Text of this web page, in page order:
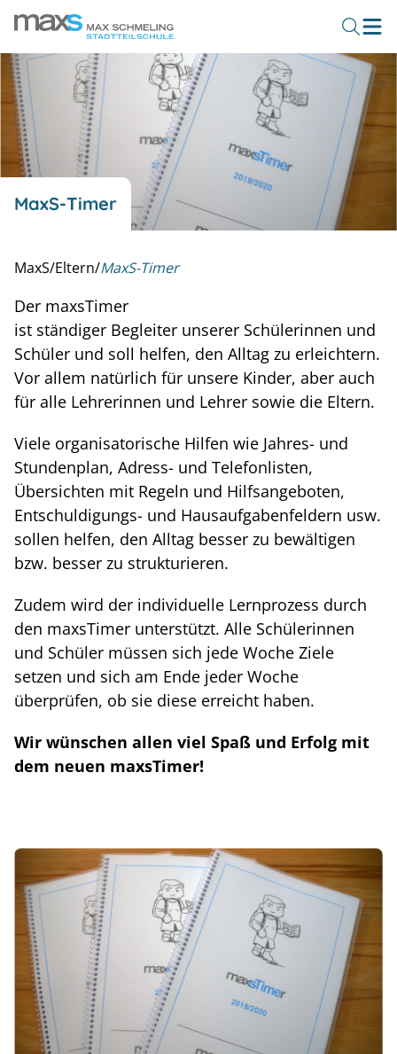
MaxS-Timer
MaxS/Eltern/MaxS-Timer
Der maxsTimer
ist ständiger Begleiter unserer Schülerinnen und
Schüler und soll helfen, den Alltag zu erleichtern.
Vor allem natürlich für unsere Kinder, aber auch
für alle Lehrerinnen und Lehrer sowie die Eltern.
Viele organisatorische Hilfen wie Jahres- und
Stundenplan, Adress- und Telefonlisten,
Übersichten mit Regeln und Hilfsangeboten,
Entschuldigungs- und Hausaufgabenfeldern usw.
sollen helfen, den Alltag besser zu bewältigen
bzw. besser zu strukturieren.
Zudem wird der individuelle Lernprozess durch
den maxsTimer unterstützt. Alle Schülerinnen
und Schüler müssen sich jede Woche Ziele
setzen und sich am Ende jeder Woche
überprüfen, ob sie diese erreicht haben.
Wir wünschen allen viel Spaß und Erfolg mit
dem neuen maxsTimer!